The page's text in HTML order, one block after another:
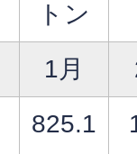
トン
1月
825.1